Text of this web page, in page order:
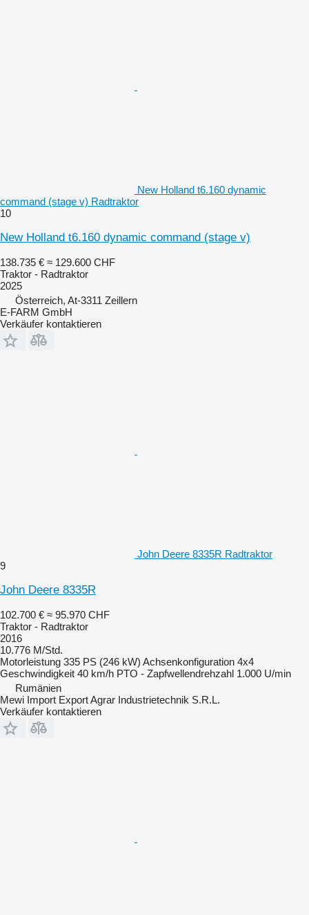
New Holland t6.160 dynamic
command (stage v) Radtraktor
10
New Holland t6.160 dynamic command (stage v)
138.735 € ≈ 129.600 CHF
Traktor - Radtraktor
2025
Österreich, At-3311 Zeillern
E-FARM GmbH
Verkäufer kontaktieren
John Deere 8335R Radtraktor
9
John Deere 8335R
102.700 € ≈ 95.970 CHF
Traktor - Radtraktor
2016
10.776 M/Std.
Motorleistung 335 PS (246 kW) Achsenkonfiguration 4x4
Geschwindigkeit 40 km/h PTO - Zapfwellendrehzahl 1.000 U/min
Rumänien
Mewi Import Export Agrar Industrietechnik S.R.L.
Verkäufer kontaktieren